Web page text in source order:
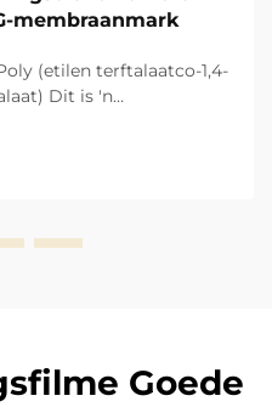
membraanmark
(etilen terftalaatco-1,4-
Dit is 'n
Goede